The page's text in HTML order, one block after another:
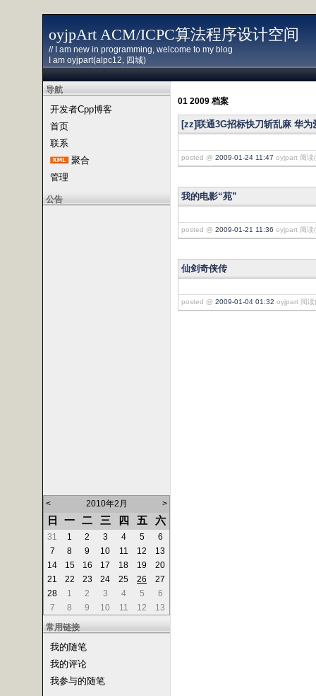
oyjpArt ACM/ICPC算法程序设计空间
// I am new in programming, welcome to my blog
I am oyjpart(alpc12, 四城)
导航
开发者Cpp博客
首页
联系
聚合
管理
公告
< 2010年2月 >
日 一 二 三 四 五 六
31 1 2 3 4 5
6
7
8 9 10 11 12
13
14
15 16 17 18 19
20
21
22 23 24 25 26
27
28
1 2 3 4 5
6
7
8 9 10 11 12
13
常用链接
我的随笔
我的评论
我参与的随笔
01 2009 档案
[zz]联通3G招标快刀斩乱麻 华为
posted @ 2009-01-24 11:47 oyjpart 阅
我的电影“苑”
posted @ 2009-01-21 11:36 oyjpart 阅
仙剑奇侠传
posted @ 2009-01-04 01:32 oyjpart 阅